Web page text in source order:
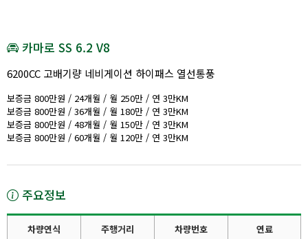
카마로 SS 6.2 V8
6200CC 고배기량 네비게이션 하이패스 열선통풍
보증금 800만원 / 24개월 / 월 250만 / 연 3만KM
보증금 800만원 / 36개월 / 월 180만 / 연 3만KM
보증금 800만원 / 48개월 / 월 150만 / 연 3만KM
보증금 800만원 / 60개월 / 월 120만 / 연 3만KM
주요정보
차량연식 주행거리 차량번호 연료